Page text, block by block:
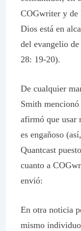
COGwriter y de
Dios está en
del evangelio
28: 19-20).
De cualquier
Smith
afirmó que usar
es engañoso
Quantcast
cuanto a
envió:
En otra noticia
mismo